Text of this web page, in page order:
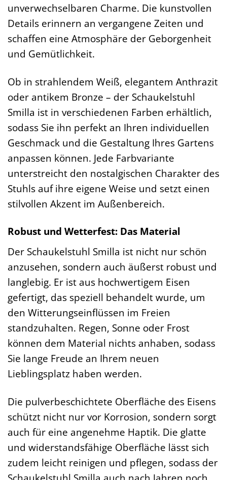
unverwechselbaren Charme. Die kunstvollen
Details erinnern an vergangene Zeiten und
schaffen eine Atmosphäre der Geborgenheit
und Gemütlichkeit.
Ob in strahlendem Weiß, elegantem Anthrazit
oder antikem Bronze – der Schaukelstuhl
Smilla ist in verschiedenen Farben erhältlich,
sodass Sie ihn perfekt an Ihren individuellen
Geschmack und die Gestaltung Ihres Gartens
anpassen können. Jede Farbvariante
unterstreicht den nostalgischen Charakter des
Stuhls auf ihre eigene Weise und setzt einen
stilvollen Akzent im Außenbereich.
Robust und Wetterfest: Das Material
Der Schaukelstuhl Smilla ist nicht nur schön
anzusehen, sondern auch äußerst robust und
langlebig. Er ist aus hochwertigem Eisen
gefertigt, das speziell behandelt wurde, um
den Witterungseinflüssen im Freien
standzuhalten. Regen, Sonne oder Frost
können dem Material nichts anhaben, sodass
Sie lange Freude an Ihrem neuen
Lieblingsplatz haben werden.
Die pulverbeschichtete Oberfläche des Eisens
schützt nicht nur vor Korrosion, sondern sorgt
auch für eine angenehme Haptik. Die glatte
und widerstandsfähige Oberfläche lässt sich
zudem leicht reinigen und pflegen, sodass der